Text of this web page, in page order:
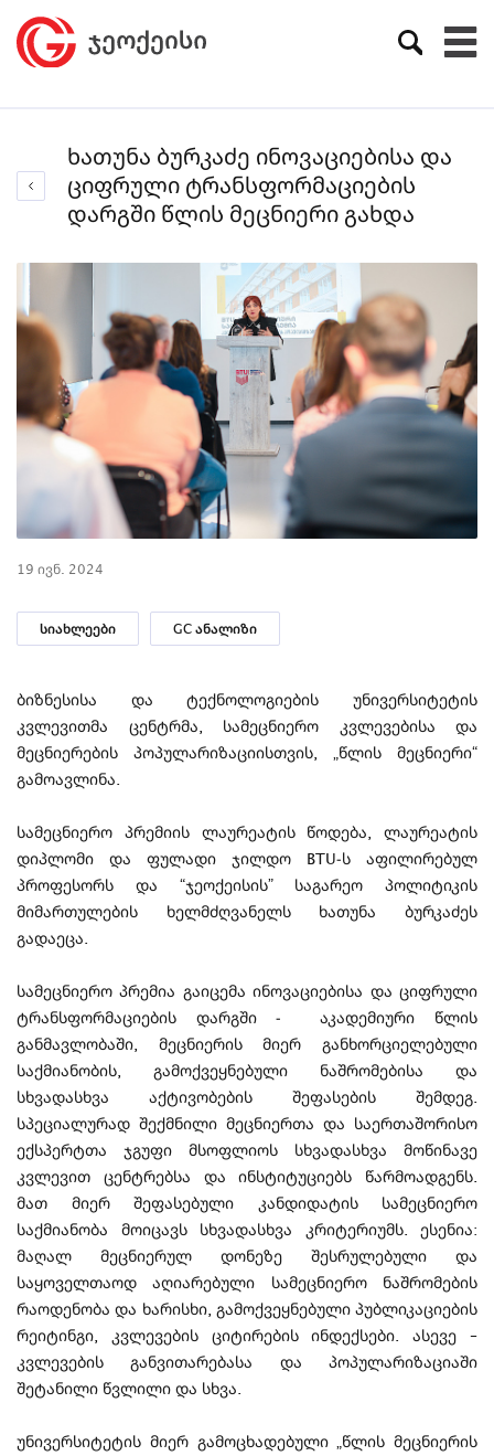
ხათუნა ბურკაძე ინოვაციებისა და
ციფრული ტრანსფორმაციების
დარგში წლის მეცნიერი გახდა
19 ივნ. 2024
სიახლეები GC ანალიზი
ბიზნესისა და ტექნოლოგიების უნივერსიტეტის
კვლევითმა ცენტრმა, სამეცნიერო კვლევებისა და
მეცნიერების პოპულარიზაციისთვის, „წლის მეცნიერი“
გამოავლინა.
სამეცნიერო პრემიის ლაურეატის წოდება, ლაურეატის
დიპლომი და ფულადი ჯილდო BTU-ს აფილირებულ
პროფესორს და “ჯეოქეისის” საგარეო პოლიტიკის
მიმართულების ხელმძღვანელს ხათუნა ბურკაძეს
გადაეცა.
სამეცნიერო პრემია გაიცემა ინოვაციებისა და ციფრული
ტრანსფორმაციების დარგში - აკადემიური წლის
განმავლობაში, მეცნიერის მიერ განხორციელებული
საქმიანობის, გამოქვეყნებული ნაშრომებისა და
სხვადასხვა აქტივობების შეფასების შემდეგ.
სპეციალურად შექმნილი მეცნიერთა და საერთაშორისო
ექსპერტთა ჯგუფი მსოფლიოს სხვადასხვა მოწინავე
კვლევით ცენტრებსა და ინსტიტუციებს წარმოადგენს.
მათ მიერ შეფასებული კანდიდატის სამეცნიერო
საქმიანობა მოიცავს სხვადასხვა კრიტერიუმს. ესენია:
მაღალ მეცნიერულ დონეზე შესრულებული და
საყოველთაოდ აღიარებული სამეცნიერო ნაშრომების
რაოდენობა და ხარისხი, გამოქვეყნებული პუბლიკაციების
რეიტინგი, კვლევების ციტირების ინდექსები. ასევე –
კვლევების განვითარებასა და პოპულარიზაციაში
შეტანილი წვლილი და სხვა.
უნივერსიტეტის მიერ გამოცხადებული „წლის მეცნიერის